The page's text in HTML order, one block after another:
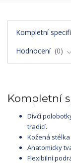
Kompletní
Hodnocení
0
Kompletní
Dívčí
tradicí.
Kožená stélka
Anatomicky
Flexibilní